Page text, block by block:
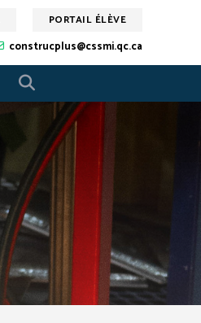
PORTAIL ÉLÈVE
construcplus@cssmi.qc.ca